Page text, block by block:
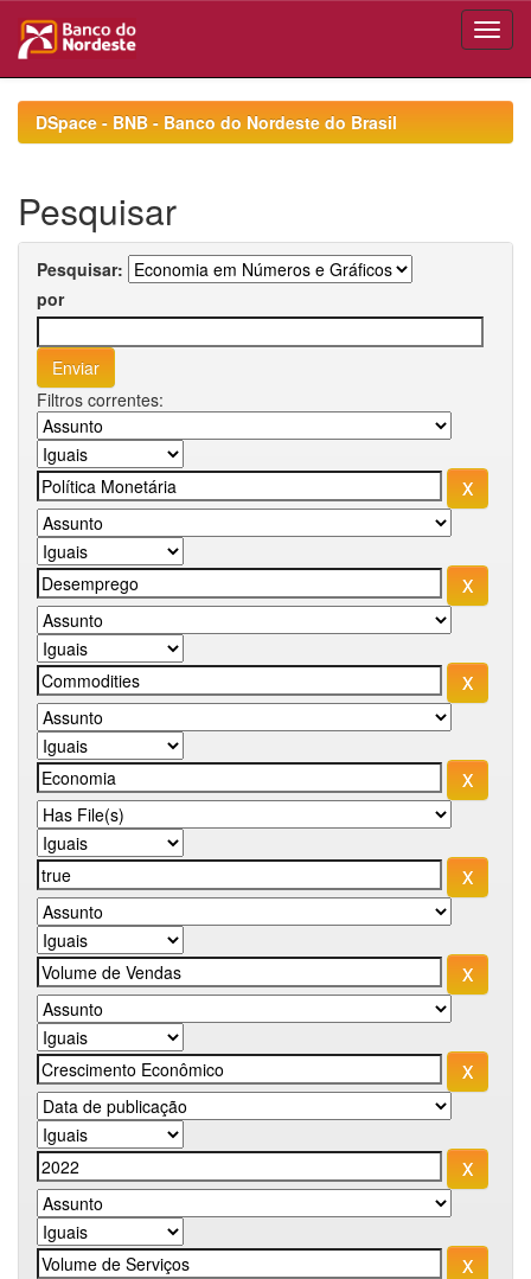
navigationDSpace - BNB - Banco do Nordeste do Brasil
Pesquisar
Pesquisar:
por
Filtros correntes: